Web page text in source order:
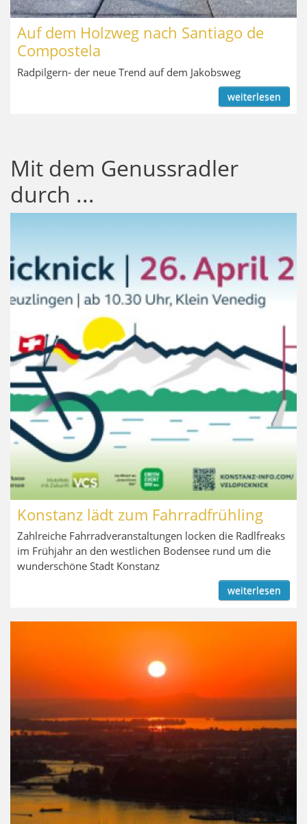
Auf dem Holzweg nach Santiago de
Compostela
Radpilgern- der neue Trend auf dem Jakobsweg
weiterlesen
Mit dem Genussradler
durch ...
Konstanz lädt zum Fahrradfrühling
Zahlreiche Fahrradveranstaltungen locken die Radlfreaks
im Frühjahr an den westlichen Bodensee rund um die
wunderschöne Stadt Konstanz
weiterlesen